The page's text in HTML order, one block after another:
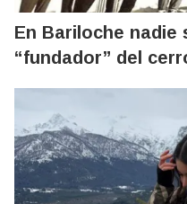
En Bariloche nadie
“fundador” del